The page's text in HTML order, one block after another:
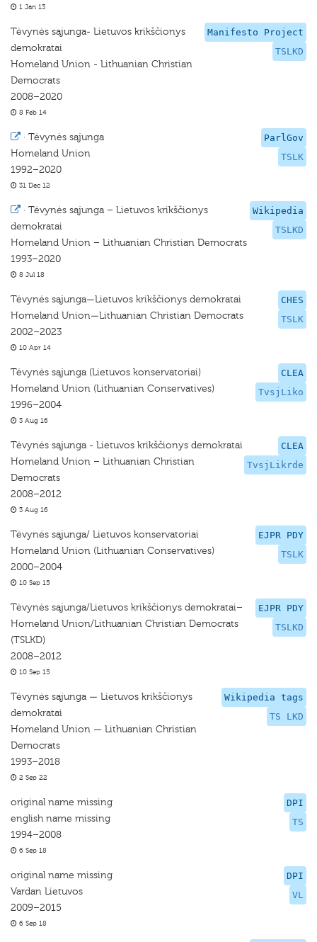
1 Jan 13
Manifesto Project
TSLKD
Tėvynės sąjunga- Lietuvos krikščionys
demokratai
Homeland Union - Lithuanian Christian
Democrats
2008–2020
8 Feb 14
ParlGov
TSLK
· Tėvynės sąjunga
Homeland Union
1992–2020
31 Dec 12
Wikipedia
TSLKD
· Tėvynės sąjunga – Lietuvos krikščionys
demokratai
Homeland Union – Lithuanian Christian Democrats
1993–2020
8 Jul 18
CHES
TSLK
Tėvynės sąjunga—Lietuvos krikščionys demokratai
Homeland Union—Lithuanian Christian Democrats
2002–2023
10 Apr 14
CLEA
TvsjLiko
Tėvynės sąjunga (Lietuvos konservatoriai)
Homeland Union (Lithuanian Conservatives)
1996–2004
3 Aug 16
CLEA
TvsjLikrde
Tėvynės sąjunga - Lietuvos krikščionys demokratai
Homeland Union – Lithuanian Christian
Democrats
2008–2012
3 Aug 16
EJPR PDY
TSLK
Tėvynės sąjunga/ Lietuvos konservatoriai
Homeland Union (Lithuanian Conservatives)
2000–2004
10 Sep 15
EJPR PDY
TSLKD
Tėvynės sąjunga/Lietuvos krikščionys demokratai–
Homeland Union/Lithuanian Christian Democrats
(TSLKD)
2008–2012
10 Sep 15
Wikipedia tags
TS LKD
Tėvynės sąjunga — Lietuvos krikščionys
demokratai
Homeland Union — Lithuanian Christian
Democrats
1993–2018
2 Sep 22
DPI
TS
original name missing
english name missing
1994–2008
6 Sep 18
DPI
VL
original name missing
Vardan Lietuvos
2009–2015
6 Sep 18